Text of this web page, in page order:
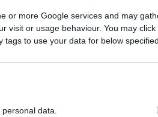
or more Google services and may
visit or usage behaviour. You may
to use your data for below
data.
τους ένα από τα
κατασχέθηκε. Οι γυναίκες
Κω, ενώ η